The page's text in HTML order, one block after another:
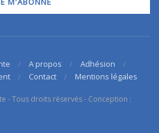
A propos
Adhésion
Contact Mentions légales
- Tous droits réservés - Conception :